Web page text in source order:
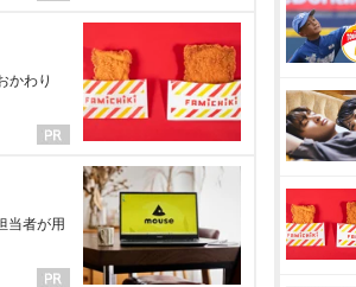
かわり
当者が用